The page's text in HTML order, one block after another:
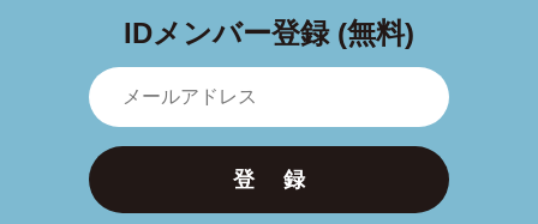
IDメンバー登録 (無料)
登 録